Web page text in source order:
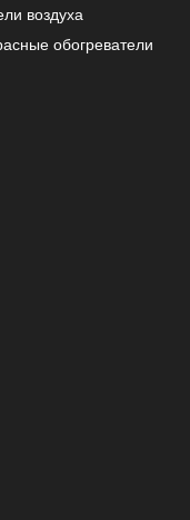
воздуха
обогреватели